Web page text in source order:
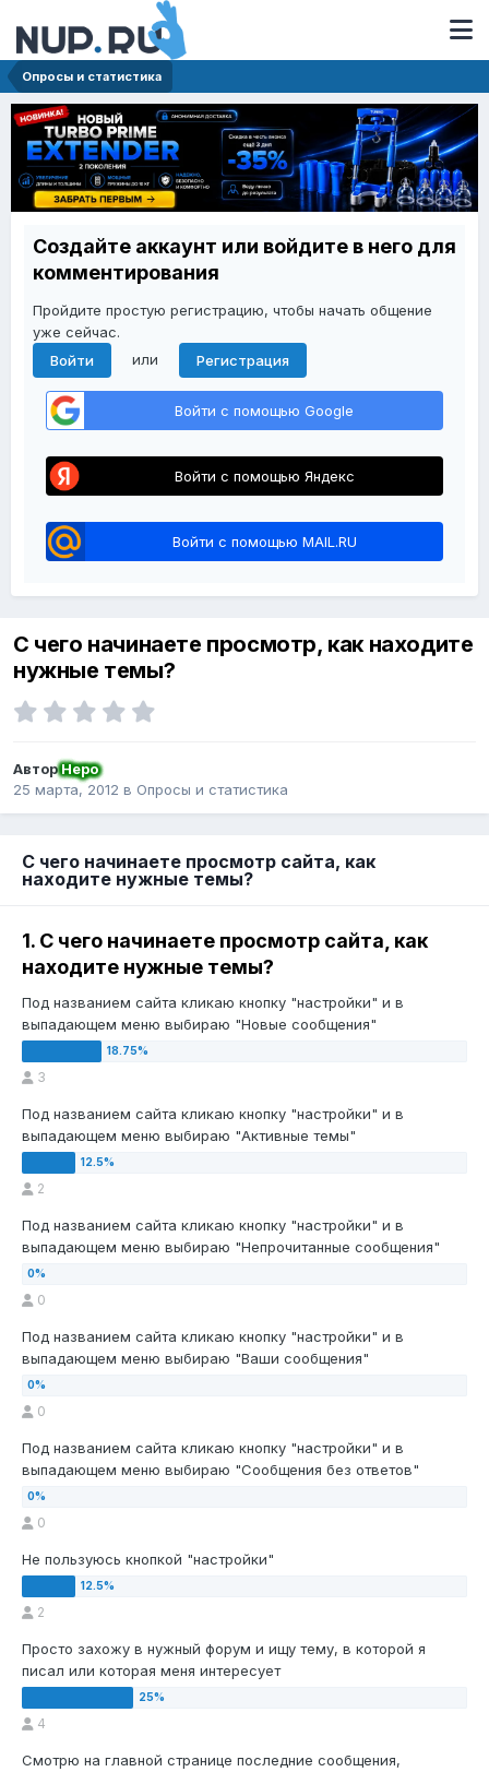
Опросы и статистика
Создайте аккаунт или войдите в него для
комментирования
Пройдите простую регистрацию, чтобы начать общение
уже сейчас.
Войти
или Регистрация
Войти с помощью Google
Войти с помощью Яндекс
Войти с помощью MAIL.RU
С чего начинаете просмотр, как находите
нужные темы?
АвторНеро
25 марта, 2012 в Опросы и статистика
С чего начинаете просмотр сайта, как
находите нужные темы?
1. С чего начинаете просмотр сайта, как
находите нужные темы?
Под названием сайта кликаю кнопку "настройки" и в
выпадающем меню выбираю "Новые сообщения"
3
Под названием сайта кликаю кнопку "настройки" и в
выпадающем меню выбираю "Активные темы"
2
Под названием сайта кликаю кнопку "настройки" и в
выпадающем меню выбираю "Непрочитанные сообщения"
0
Под названием сайта кликаю кнопку "настройки" и в
выпадающем меню выбираю "Ваши сообщения"
0
Под названием сайта кликаю кнопку "настройки" и в
выпадающем меню выбираю "Сообщения без ответов"
0
Не пользуюсь кнопкой "настройки"
2
Просто захожу в нужный форум и ищу тему, в которой я
писал или которая меня интересует
4
Смотрю на главной странице последние сообщения,